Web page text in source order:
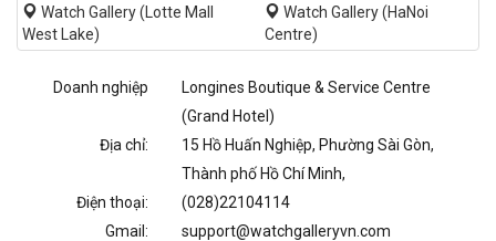
Watch Gallery (Lotte Mall
West Lake)
Watch Gallery (HaNoi
Centre)
Doanh nghiệp
Longines Boutique & Service Centre
(Grand Hotel)
Địa chỉ:
15 Hồ Huấn Nghiệp, Phường Sài Gòn,
Thành phố Hồ Chí Minh,
Điện thoại:
(028)22104114
Gmail:
support@watchgalleryvn.com